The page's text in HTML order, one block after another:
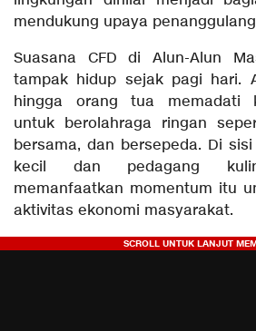
mendukung upaya
Suasana CFD di Alun-Alun
tampak hidup sejak pagi hari.
hingga orang tua memadati
untuk berolahraga ringan
bersama, dan bersepeda. Di
kecil dan pedagang
memanfaatkan momentum itu
aktivitas ekonomi masyarakat.